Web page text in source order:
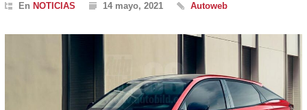
En NOTICIAS 14 mayo, 2021 Autoweb